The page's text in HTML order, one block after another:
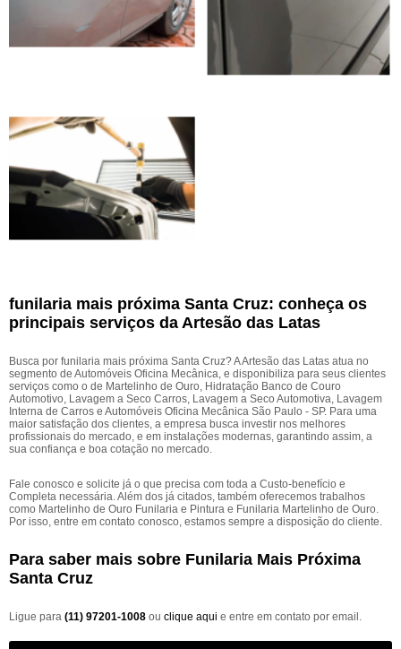
funilaria mais próxima Santa Cruz: conheça os
principais serviços da Artesão das Latas
Busca por funilaria mais próxima Santa Cruz? A Artesão das Latas atua no
segmento de Automóveis Oficina Mecânica, e disponibiliza para seus clientes
serviços como o de Martelinho de Ouro, Hidratação Banco de Couro
Automotivo, Lavagem a Seco Carros, Lavagem a Seco Automotiva, Lavagem
Interna de Carros e Automóveis Oficina Mecânica São Paulo - SP. Para uma
maior satisfação dos clientes, a empresa busca investir nos melhores
profissionais do mercado, e em instalações modernas, garantindo assim, a
sua confiança e boa cotação no mercado.
Fale conosco e solicite já o que precisa com toda a Custo-benefício e
Completa necessária. Além dos já citados, também oferecemos trabalhos
como Martelinho de Ouro Funilaria e Pintura e Funilaria Martelinho de Ouro.
Por isso, entre em contato conosco, estamos sempre a disposição do cliente.
Para saber mais sobre Funilaria Mais Próxima
Santa Cruz
Ligue para (11) 97201-1008 ou clique aqui e entre em contato por email.